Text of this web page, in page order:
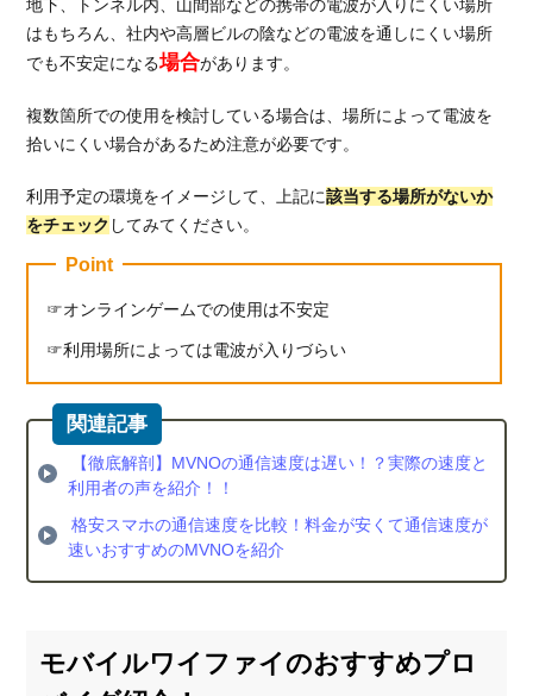
地下、トンネル内、山間部などの携帯の電波が入りにくい場所
はもちろん、社内や高層ビルの陰などの電波を通しにくい場所
でも不安定になる場合があります。
複数箇所での使用を検討している場合は、場所によって電波を
拾いにくい場合があるため注意が必要です。
利用予定の環境をイメージして、上記に該当する場所がないか
をチェック してみてください。
Point
オンラインゲームでの使用は不安定
利用場所によっては電波が入りづらい
【徹底解剖】MVNOの通信速度は遅い！？実際の速度と
利用者の声を紹介！！
格安スマホの通信速度を比較！料金が安くて通信速度が
速いおすすめのMVNOを紹介
モバイルワイファイのおすすめプロ